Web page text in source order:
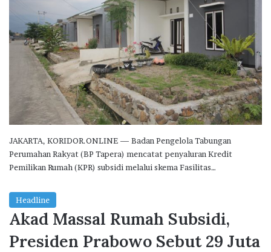
JAKARTA, KORIDOR.ONLINE — Badan Pengelola Tabungan
Perumahan Rakyat (BP Tapera) mencatat penyaluran Kredit
Pemilikan Rumah (KPR) subsidi melalui skema Fasilitas…
Headline
Akad Massal Rumah Subsidi,
Presiden Prabowo Sebut 29 Juta